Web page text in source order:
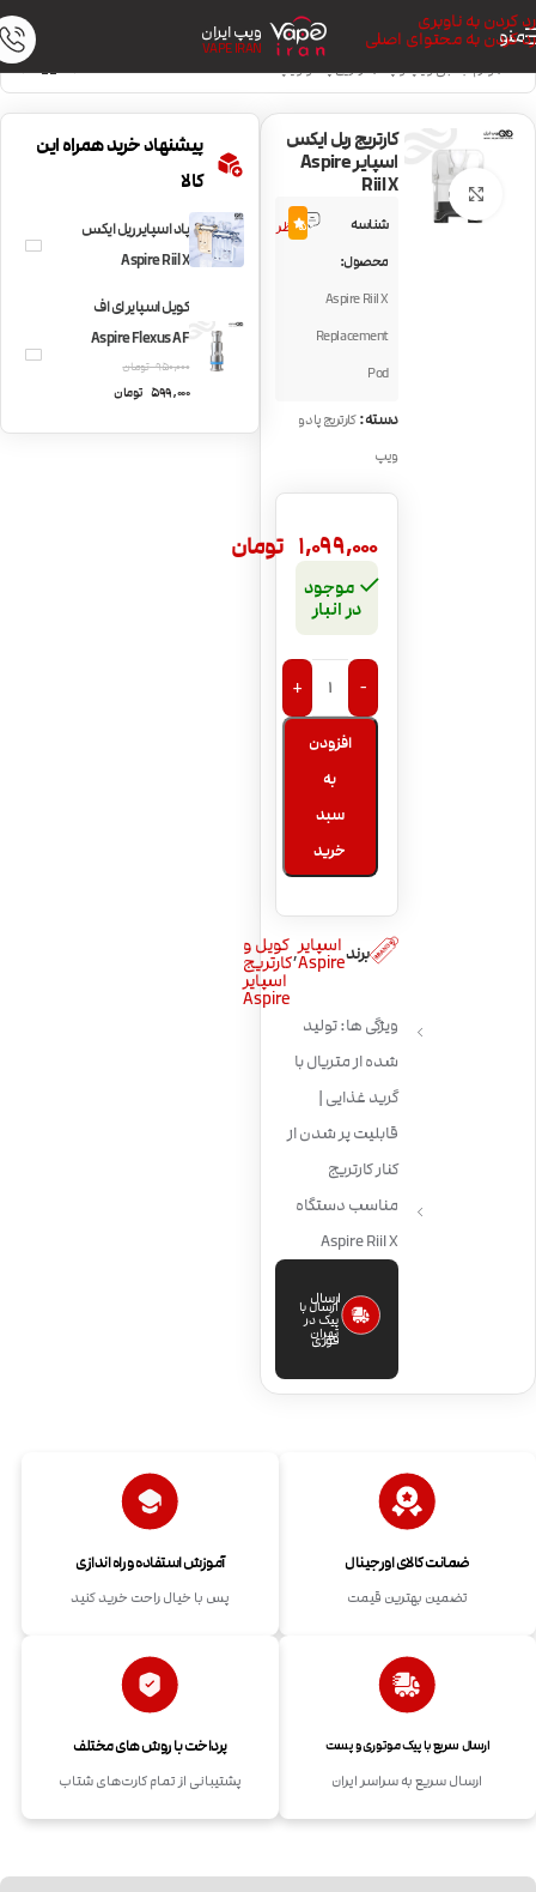
رد کردن به ناوبری
رد کردن به محتوای اصلی
منو ویپ ایران
VAPE IRAN
خانه/لوازم جانبی ویپ و پاد/کارتریج پاد و ویپ
بزرگنمایی تصویر
کارتریج ریل ایکس
اسپایر Aspire
Riil X
شناسه
محصول:
Aspire Riil X
Replacement
Pod
2
نظر5.0
دسته:کارتریج پاد و
ویپ
1,099,000 تومان
موجود
در انبار
-
+
افزودن
به
سبد
خرید
برند اسپایر
Aspire
,کویل و
کارتریج
اسپایر
Aspire
ویژگی ها: تولید
شده از متریال با
گرید غذایی |
قابلیت پر شدن از
کنار کارتریج
مناسب دستگاه
Aspire Riil X
ارسال
فوری
ارسال با
پیک در
تهران
پیشنهاد خرید همراه این
کالا
پاد اسپایر ریل ایکس
Aspire Riil X
کویل اسپایر ای اف
Aspire Flexus AF
950,000 تومان
599,000 تومان
ضمانت کالای اورجینال
تضمین بهترین قیمت
آموزش استفاده و راه اندازی
پس با خیال راحت خرید کنید
ارسال سریع با پیک موتوری و پست
ارسال سریع به سراسر ایران
پرداخت با روش های مختلف
پشتیبانی از تمام کارت‌های شتاب